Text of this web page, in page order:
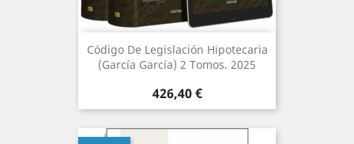
Código De Legislación Hipotecaria
(García García) 2 Tomos. 2025
Precio
426,40 €